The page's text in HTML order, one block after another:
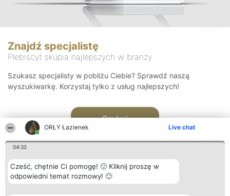
ORŁY Łazienek Live chat
04:32
Cześć, chętnie Ci pomogę! 🙂 Kliknij proszę w
odpowiedni temat rozmowy! 🙂
Znajdź specjalistę
Plebiscyt skupia najlepszych w branży
Szukasz specjalisty w pobliżu Ciebie? Sprawdź naszą
wyszukiwarkę. Korzystaj tylko z usług najlepszych!
Szukaj
Organizator plebiscytu Plebiscyt Kontakt